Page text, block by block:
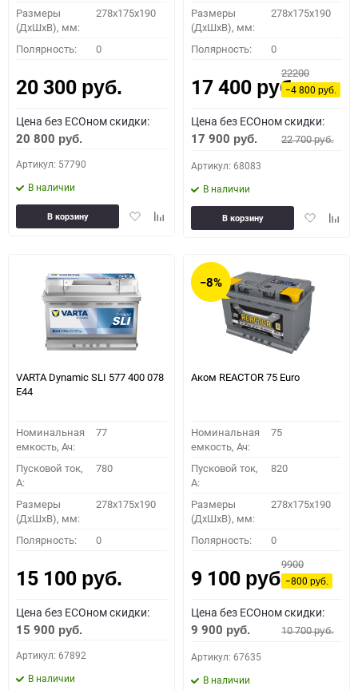
Размеры
(ДхШхВ), мм:
278x175x190
Полярность: 0
20 300 руб.
Цена без ECOном скидки:
20 800 руб.
Артикул: 57790
В наличии
ДобавитьДобавить
В корзину
Размеры
(ДхШхВ), мм:
278x175x190
Полярность: 0
17 400 руб.
22200
−4 800руб.
Цена без ECOном скидки:
17 900 руб. 22 700руб.
Артикул: 68083
В наличии
Добавить
В корзину
VARTA Dynamic SLI 577 400 078
E44
Номинальная
емкость, Ач:
77
Пусковой ток,
A:
780
Размеры
(ДхШхВ), мм:
278x175x190
Полярность: 0
15 100 руб.
Цена без ECOном скидки:
15 900 руб.
Артикул: 67892
В наличии
−8%
Аком REACTOR 75 Euro
Номинальная
емкость, Ач:
75
Пусковой ток,
A:
820
Размеры
(ДхШхВ), мм:
278x175x190
Полярность: 0
9 100 руб.
9900
−800руб.
Цена без ECOном скидки:
9 900 руб. 10 700руб.
Артикул: 67635
В наличии